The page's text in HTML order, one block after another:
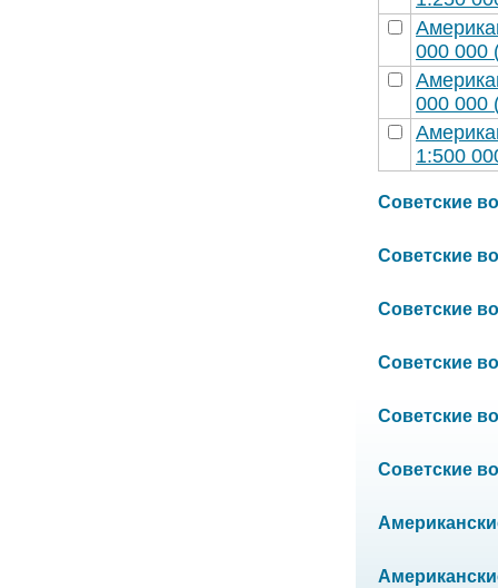
000 000
000 000
1:500
Советские
Советские
Советские
Советские
Советские
Советские